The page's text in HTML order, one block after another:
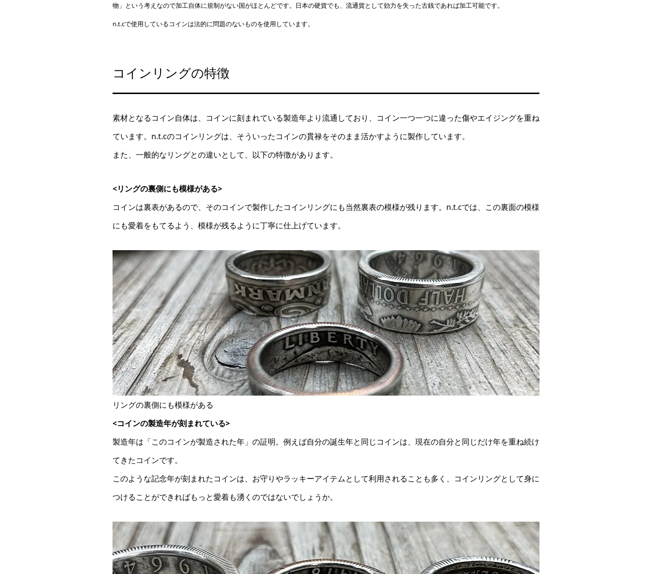
物」という考えなので加工自体に規制がない国がほとんどです。日本の硬貨でも、流通貨として効力を失った古銭であれば加工可能です。
n.t.cで使用しているコインは法的に問題のないものを使用しています。
コインリングの特徴
素材となるコイン自体は、コインに刻まれている製造年より流通しており、コイン一つ一つに違った傷やエイジングを重ね
ています。n.t.cのコインリングは、そういったコインの貫禄をそのまま活かすように製作しています。
また、一般的なリングとの違いとして、以下の特徴があります。
<リングの裏側にも模様がある>
コインは裏表があるので、そのコインで製作したコインリングにも当然裏表の模様が残ります。n.t.cでは、この裏面の模様
にも愛着をもてるよう、模様が残るように丁寧に仕上げています。
リングの裏側にも模様がある
<コインの製造年が刻まれている>
製造年は「このコインが製造された年」の証明。例えば自分の誕生年と同じコインは、現在の自分と同じだけ年を重ね続け
てきたコインです。
このような記念年が刻まれたコインは、お守りやラッキーアイテムとして利用されることも多く、コインリングとして身に
つけることができればもっと愛着も湧くのではないでしょうか。